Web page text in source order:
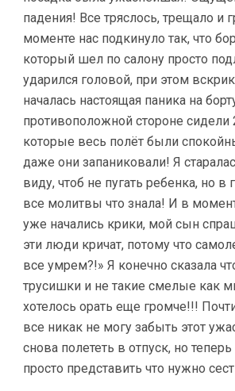
падения! Все тряслось, трещало и
моменте нас подкинуло так, что
который шел по салону просто
ударился головой, при этом
началась настоящая паника на
противоположной стороне
которые весь полёт были
даже они запаниковали! Я
виду, чтоб не пугать ребенка, но
все молитвы что знала! И в
уже начались крики, мой сын
эти люди кричат, потому что
все умрем?!» Я конечно сказала
трусишки и не такие смелые как
хотелось орать еще громче!!!
все никак не могу забыть этот
снова полететь в отпуск, но
просто представить что нужно